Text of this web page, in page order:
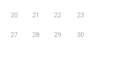
20 21 22 23
27 28 29 30